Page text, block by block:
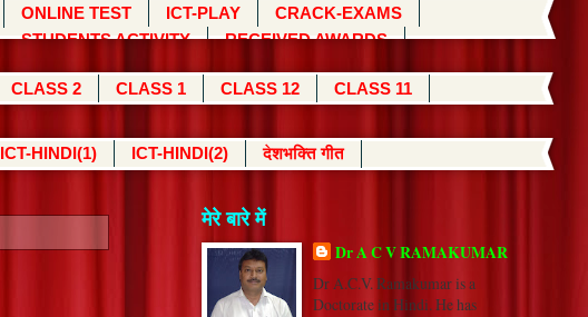
ONLINE TEST ICT-PLAY
CRACK-EXAMS
STUDENTS ACTIVITY
RECEIVED AWARDS
CLASS 2 CLASS 1 CLASS 12 CLASS 11
ICT-HINDI(1) ICT-HINDI(2) देशभक्ति गीत
मेरे बारे में
Dr A C V RAMAKUMAR
Dr A.C.V. Ramakumar is a
Doctorate in Hindi. He has